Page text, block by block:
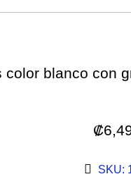
blanco con
₡
SKU: